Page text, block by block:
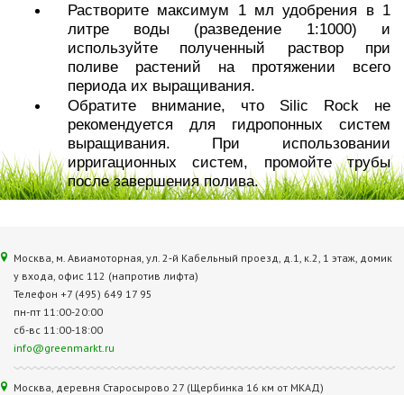
Растворите максимум 1 мл удобрения в 1
литре воды (разведение 1:1000) и
используйте полученный раствор при
поливе растений на протяжении всего
периода их выращивания.
Обратите внимание, что Silic Rock не
рекомендуется для гидропонных систем
выращивания. При использовании
ирригационных систем, промойте трубы
после завершения полива.
Москва, м. Авиамоторная, ул. 2‑й Кабельный проезд, д.1, к.2, 1 этаж, домик
у входа, офис 112 (напротив лифта)
Телефон +7 (495) 649 17 95
пн-пт 11:00-20:00
сб-вс 11:00-18:00
info@greenmarkt.ru
Москва, деревня Старосырово 27 (Щербинка 16 км от МКАД)